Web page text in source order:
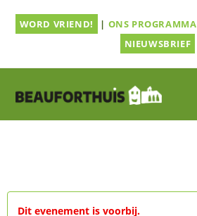
naarWORD VRIEND! | ONS PROGRAMMA
NIEUWSBRIEF
Dit evenement is voorbij.